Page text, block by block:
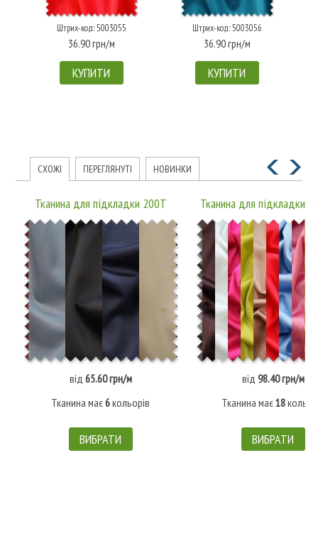
Штрих-код: 5003055
36.90 грн/м
КУПИТИ
Штрих-код: 5003056
36.90 грн/м
КУПИТИ
СХОЖІ ПЕРЕГЛЯНУТІ НОВИНКИ
Тканина для підкладки 200T
від 65.60 грн/м
Тканина має6кольорів
ВИБРАТИ
Тканина для підкладки
від 98.40 грн/м
Тканина має18
ВИБРАТИ